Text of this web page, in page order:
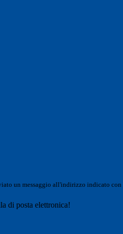
un messaggio all'indirizzo indicato con
di posta elettronica!